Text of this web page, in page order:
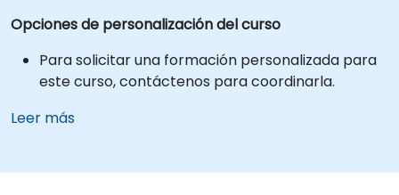
Opciones de personalización del curso
Para solicitar una formación personalizada para
este curso, contáctenos para coordinarla.
Leer más